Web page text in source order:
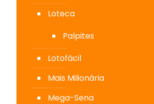
Loteca
Palpites
Lotofácil
Mais Milionária
Mega-Sena